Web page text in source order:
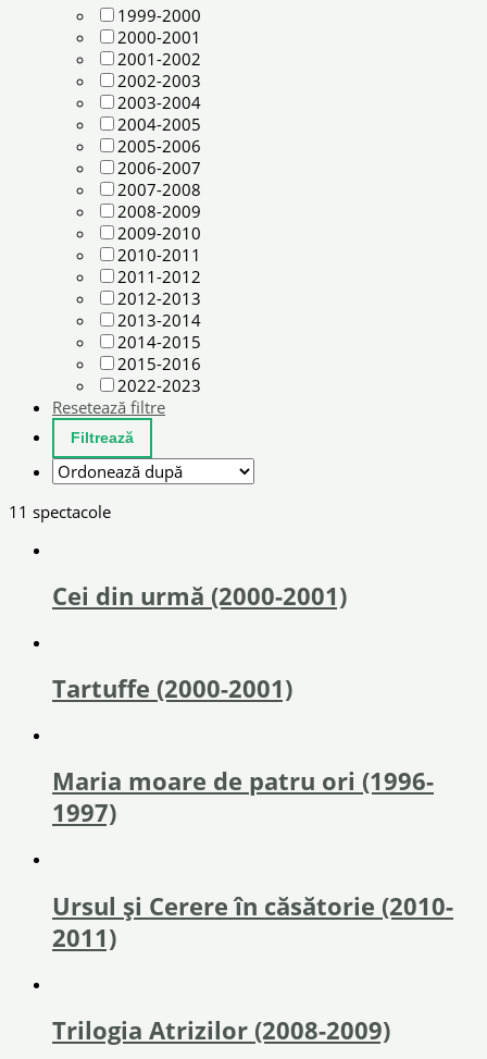
1999-2000
2000-2001
2001-2002
2002-2003
2003-2004
2004-2005
2005-2006
2006-2007
2007-2008
2008-2009
2009-2010
2010-2011
2011-2012
2012-2013
2013-2014
2014-2015
2015-2016
2022-2023
Resetează filtre
11 spectacole
Cei din urmă (2000-2001)
Tartuffe (2000-2001)
Maria moare de patru ori (1996-
1997)
Ursul și Cerere în căsătorie (2010-
2011)
Trilogia Atrizilor (2008-2009)